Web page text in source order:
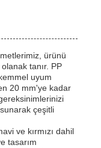
ürünü
tanır. PP
uyum
20 mm'ye kadar
çeşitli
ve kırmızı dahil
tasarım